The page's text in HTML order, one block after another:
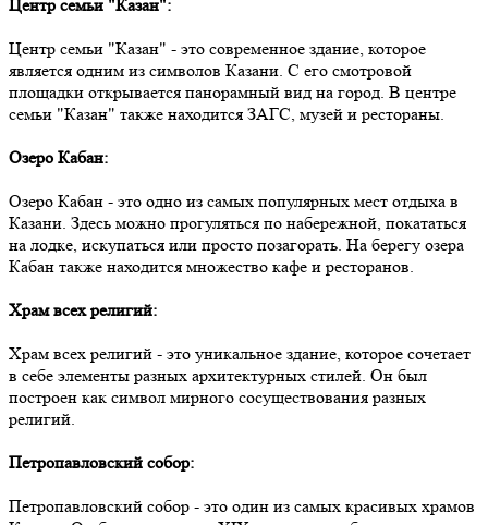
Центр семьи "Казан":
Центр семьи "Казан" - это современное здание, которое
является одним из символов Казани. С его смотровой
площадки открывается панорамный вид на город. В центре
семьи "Казан" также находится ЗАГС, музей и рестораны.
Озеро Кабан:
Озеро Кабан - это одно из самых популярных мест отдыха в
Казани. Здесь можно прогуляться по набережной, покататься
на лодке, искупаться или просто позагорать. На берегу озера
Кабан также находится множество кафе и ресторанов.
Храм всех религий:
Храм всех религий - это уникальное здание, которое сочетает
в себе элементы разных архитектурных стилей. Он был
построен как символ мирного сосуществования разных
религий.
Петропавловский собор:
Петропавловский собор - это один из самых красивых храмов